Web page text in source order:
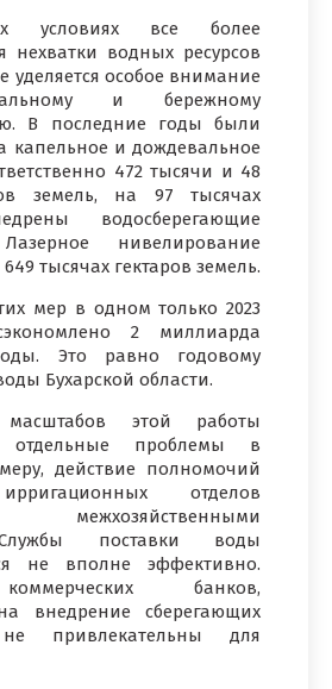
условиях все более
нехватки водных ресурсов
уделяется особое внимание
и бережному
В последние годы были
капельное и дождевальное
472 тысячи и 48
земель, на 97 тысячах
водосберегающие
нивелирование
тысячах гектаров земель.
мер в одном только 2023
2 миллиарда
Это равно годовому
Бухарской области.
этой работы
отдельные проблемы в
действие полномочий
отделов
межхозяйственными
поставки воды
не вполне эффективно.
банков,
внедрение сберегающих
не привлекательны для